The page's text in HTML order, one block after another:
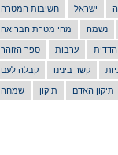
חשיבות המטרה ישראל
מהי מטרת הבריאה נשמה
ספר הזוהר ערבות
קבלה לעם קשר בינינו
שמחה תיקון תיקון האדם